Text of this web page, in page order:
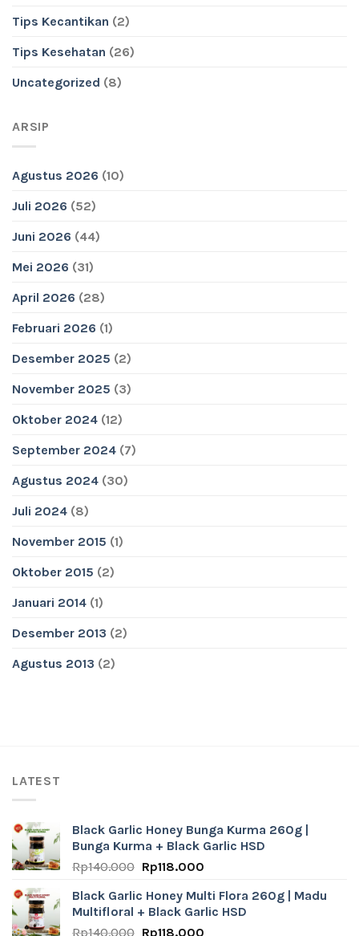
Tips Kecantikan (2)
Tips Kesehatan (26)
Uncategorized (8)
ARSIP
Agustus 2026 (10)
Juli 2026 (52)
Juni 2026 (44)
Mei 2026 (31)
April 2026 (28)
Februari 2026 (1)
Desember 2025 (2)
November 2025 (3)
Oktober 2024 (12)
September 2024 (7)
Agustus 2024 (30)
Juli 2024 (8)
November 2015 (1)
Oktober 2015 (2)
Januari 2014 (1)
Desember 2013 (2)
Agustus 2013 (2)
LATEST
Black Garlic Honey Bunga Kurma 260g |
Bunga Kurma + Black Garlic HSD
Rp140.000 Original
was:
Rp140.000.
Rp118.000Current
is:
Rp118.000.
Black Garlic Honey Multi Flora 260g | Madu
Multifloral + Black Garlic HSD
Rp140.000 Original
Rp118.000Current